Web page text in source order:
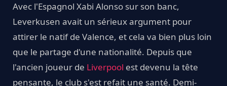
Avec l'Espagnol Xabi Alonso sur son banc,
Leverkusen avait un sérieux argument pour
attirer le natif de Valence, et cela va bien plus loin
que le partage d'une nationalité. Depuis que
l'ancien joueur de Liverpool est devenu la tête
pensante, le club s'est refait une santé. Demi-